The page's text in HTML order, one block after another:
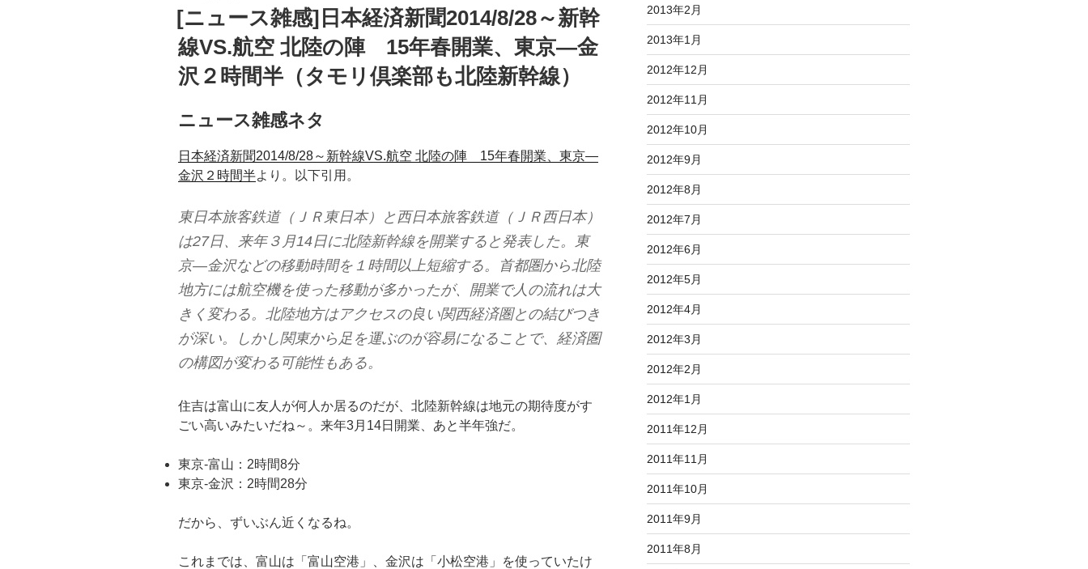
日:
[ニュース雑感]日本経済新聞2014/8/28～新幹
線VS.航空 北陸の陣 15年春開業、東京―金
沢２時間半（タモリ倶楽部も北陸新幹線）
ニュース雑感ネタ
日本経済新聞2014/8/28～新幹線VS.航空 北陸の陣 15年春開業、東京―
金沢２時間半より。以下引用。
東日本旅客鉄道（ＪＲ東日本）と西日本旅客鉄道（ＪＲ西日本）
は27日、来年３月14日に北陸新幹線を開業すると発表した。東
京―金沢などの移動時間を１時間以上短縮する。首都圏から北陸
地方には航空機を使った移動が多かったが、開業で人の流れは大
きく変わる。北陸地方はアクセスの良い関西経済圏との結びつき
が深い。しかし関東から足を運ぶのが容易になることで、経済圏
の構図が変わる可能性もある。
住吉は富山に友人が何人か居るのだが、北陸新幹線は地元の期待度がす
ごい高いみたいだね～。来年3月14日開業、あと半年強だ。
東京-富山：2時間8分
東京-金沢：2時間28分
だから、ずいぶん近くなるね。
これまでは、富山は「富山空港」、金沢は「小松空港」を使っていたけ
2013年2月
2013年1月
2012年12月
2012年11月
2012年10月
2012年9月
2012年8月
2012年7月
2012年6月
2012年5月
2012年4月
2012年3月
2012年2月
2012年1月
2011年12月
2011年11月
2011年10月
2011年9月
2011年8月